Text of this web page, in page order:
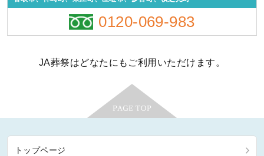
0120-069-983
JA葬祭はどなたにもご利用いただけます。
トップページ